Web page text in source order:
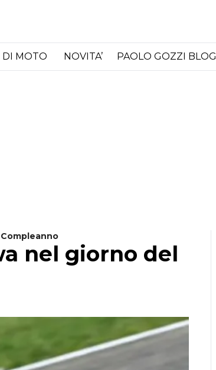
DI MOTO NOVITA’ PAOLO GOZZI BLOG
nel giorno del